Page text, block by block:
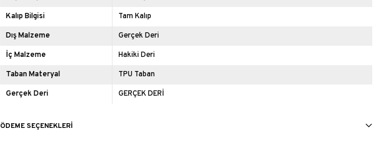
Kalıp Bilgisi Tam Kalıp
Dış Malzeme Gerçek Deri
İç Malzeme Hakiki Deri
Taban Materyal TPU Taban
Gerçek Deri GERÇEK DERİ
ÖDEME SEÇENEKLERI